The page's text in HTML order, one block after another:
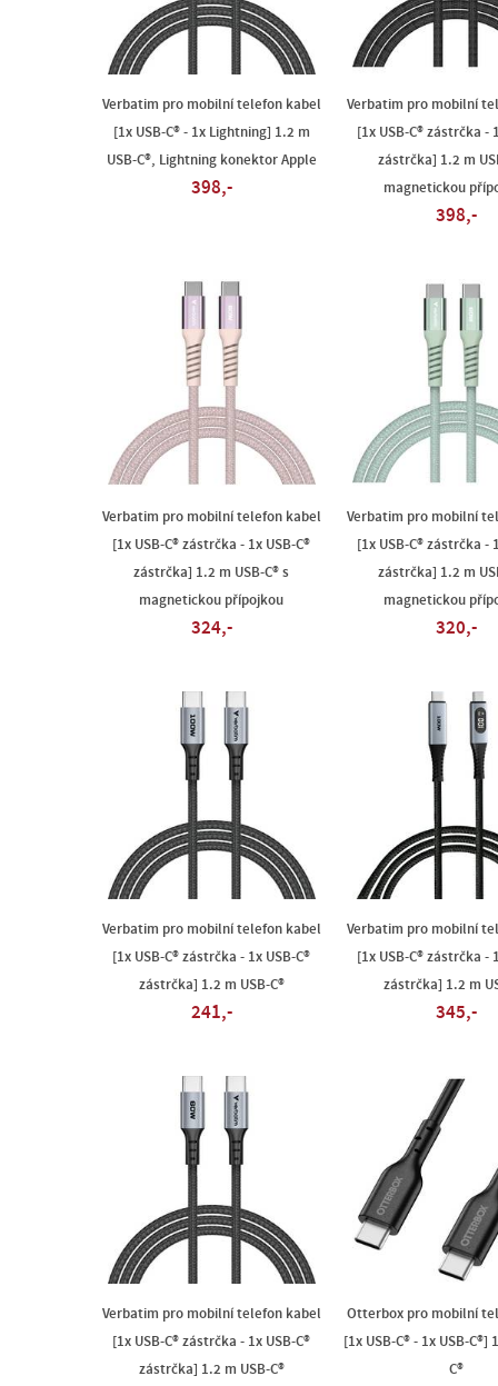
Verbatim pro mobilní telefon kabel
[1x USB-C® - 1x Lightning] 1.2 m
USB-C®, Lightning konektor Apple
398,-
Verbatim pro mobilní
[1x USB-C® zástrčka -
zástrčka] 1.2 m
magnetickou
398,-
Verbatim pro mobilní telefon kabel
[1x USB-C® zástrčka - 1x USB-C®
zástrčka] 1.2 m USB-C® s
magnetickou přípojkou
324,-
Verbatim pro mobilní
[1x USB-C® zástrčka -
zástrčka] 1.2 m
magnetickou
320,-
Verbatim pro mobilní telefon kabel
[1x USB-C® zástrčka - 1x USB-C®
zástrčka] 1.2 m USB-C®
241,-
Verbatim pro mobilní
[1x USB-C® zástrčka -
zástrčka] 1.2 m
345,-
Verbatim pro mobilní telefon kabel
[1x USB-C® zástrčka - 1x USB-C®
zástrčka] 1.2 m USB-C®
Otterbox pro mobilní
[1x USB-C® - 1x USB-C®]
C®